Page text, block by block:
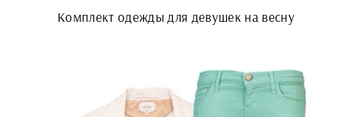
Комплект одежды для девушек на весну